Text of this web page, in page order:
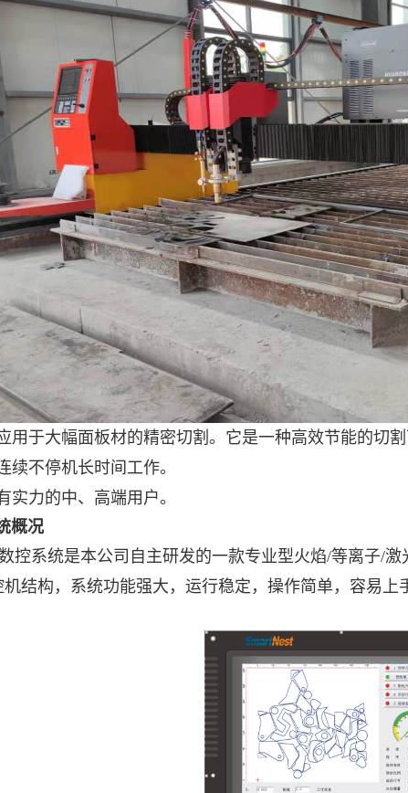
用于大幅面板材的精密切割。它是一种高效节能的切
续不停机长时间工作。
实力的中、高端用户。
概况
控系统是本公司自主研发的一款专业型火焰/等离子/
结构，系统功能强大，运行稳定，操作简单，容易上